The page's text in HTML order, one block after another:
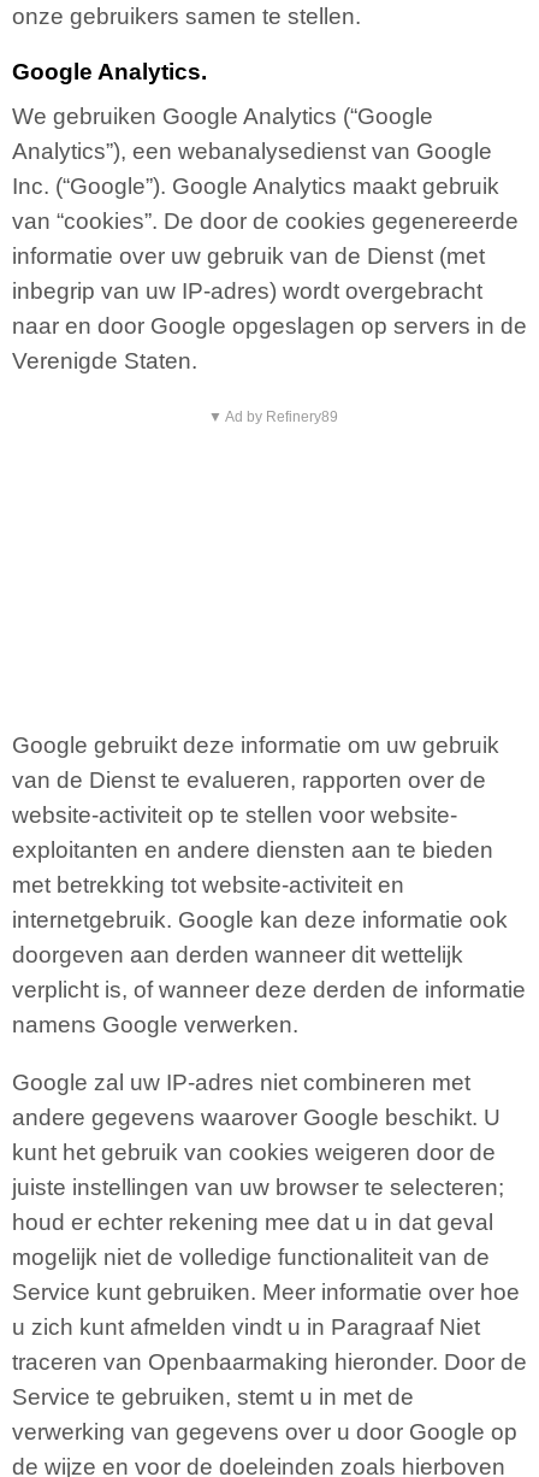
onze gebruikers samen te stellen.
Google Analytics.
We gebruiken Google Analytics (“Google
Analytics”), een webanalysedienst van Google
Inc. (“Google”). Google Analytics maakt gebruik
van “cookies”. De door de cookies gegenereerde
informatie over uw gebruik van de Dienst (met
inbegrip van uw IP-adres) wordt overgebracht
naar en door Google opgeslagen op servers in de
Verenigde Staten.
▼ Ad by Refinery89
Google gebruikt deze informatie om uw gebruik
van de Dienst te evalueren, rapporten over de
website-activiteit op te stellen voor website-
exploitanten en andere diensten aan te bieden
met betrekking tot website-activiteit en
internetgebruik. Google kan deze informatie ook
doorgeven aan derden wanneer dit wettelijk
verplicht is, of wanneer deze derden de informatie
namens Google verwerken.
Google zal uw IP-adres niet combineren met
andere gegevens waarover Google beschikt. U
kunt het gebruik van cookies weigeren door de
juiste instellingen van uw browser te selecteren;
houd er echter rekening mee dat u in dat geval
mogelijk niet de volledige functionaliteit van de
Service kunt gebruiken. Meer informatie over hoe
u zich kunt afmelden vindt u in Paragraaf Niet
traceren van Openbaarmaking hieronder. Door de
Service te gebruiken, stemt u in met de
verwerking van gegevens over u door Google op
de wijze en voor de doeleinden zoals hierboven